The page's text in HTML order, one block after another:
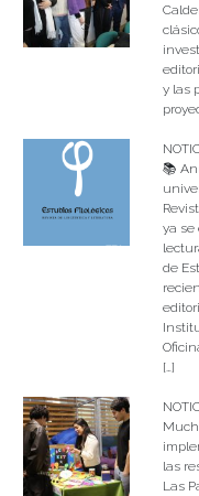
y las
📚
ya se
de
[…]
las
Las